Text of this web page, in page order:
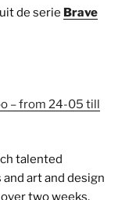
de serie Brave
– from 24-05 till
talented
art and design
two weeks,